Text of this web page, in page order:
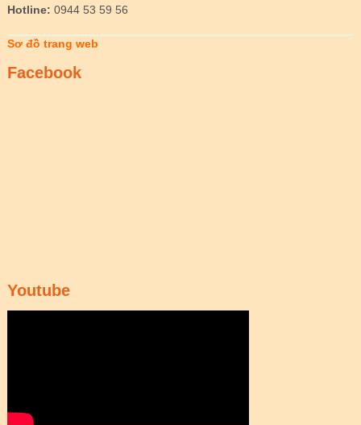
Hotline: 0944 53 59 56
Sơ đồ trang web
Facebook
Youtube